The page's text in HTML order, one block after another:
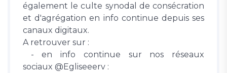
également le culte synodal de consécration
et d'agrégation en info continue depuis ses
canaux digitaux.
A retrouver sur :
- en info continue sur nos réseaux
sociaux @Egliseeerv :